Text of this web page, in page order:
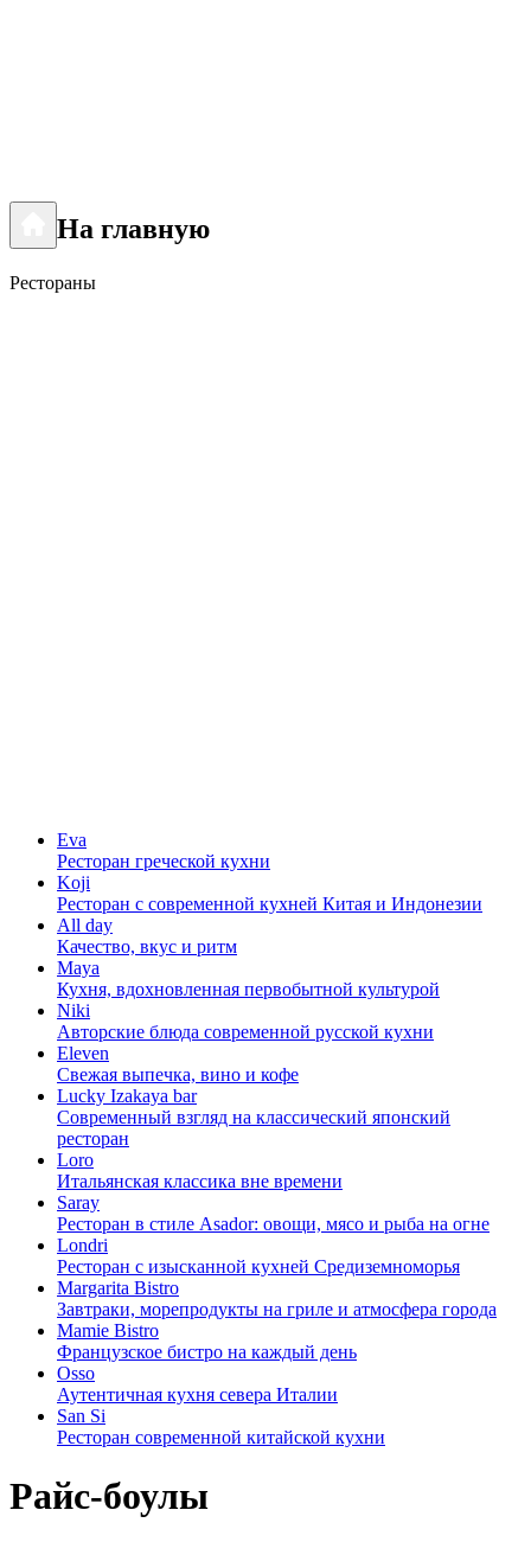
На главную
Рестораны
Eva
Ресторан греческой кухни
Koji
Ресторан с cовременной кухней Китая и Индонезии
All day
Качество, вкус и ритм
Maya
Кухня, вдохновленная первобытной культурой
Niki
Авторские блюда современной русской кухни
Eleven
Свежая выпечка, вино и кофе
Lucky Izakaya bar
Современный взгляд на классический японский
ресторан
Loro
Итальянская классика вне времени
Saray
Ресторан в стиле Asador: овощи, мясо и рыба на огне
Londri
Ресторан с изысканной кухней Средиземноморья
Margarita Bistro
Завтраки, морепродукты на гриле и атмосфера города
Mamie Bistro
Французское бистро на каждый день
Osso
Аутентичная кухня севера Италии
San Si
Ресторан современной китайской кухни
Райс-боулы